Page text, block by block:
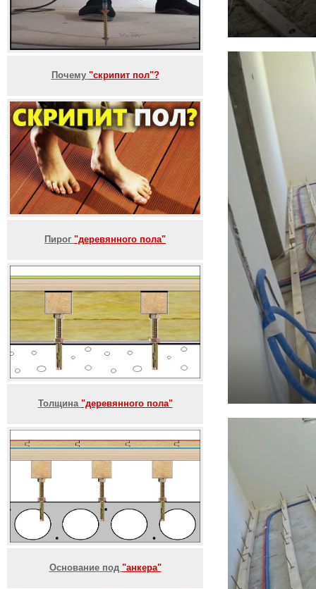
Почему "скрипит пол"?
Пирог "деревянного пола"
Толщина "деревянного пола"
Основание под "анкера"